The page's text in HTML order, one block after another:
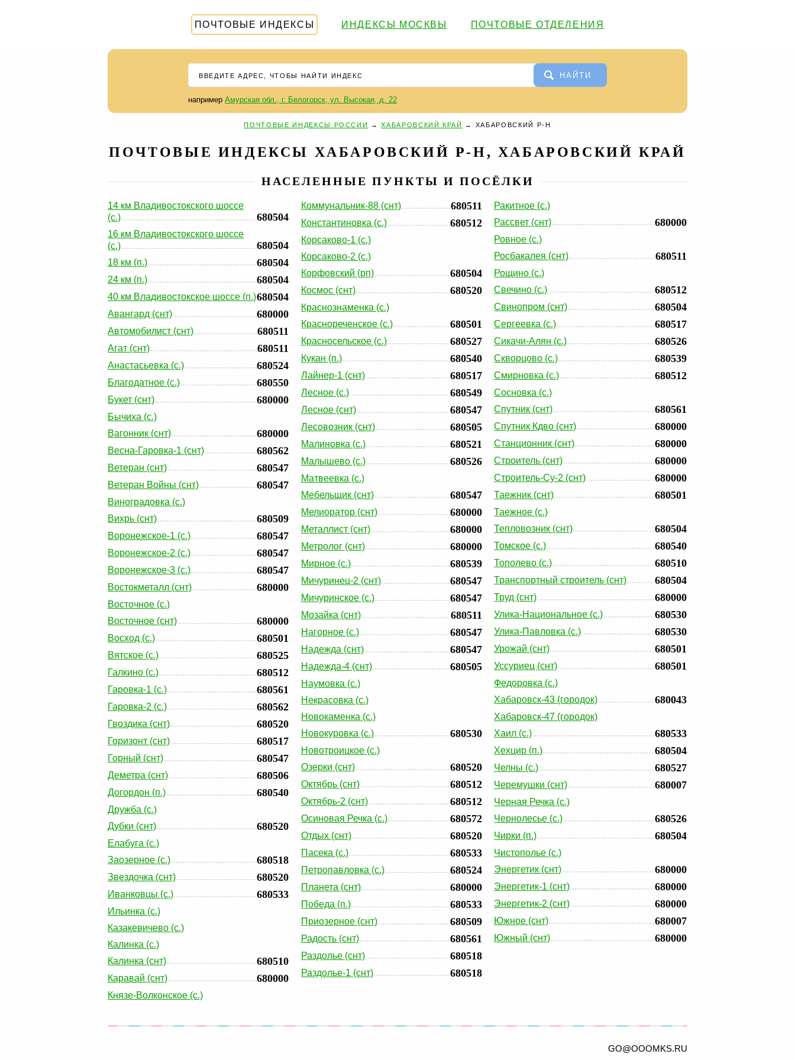
ПОЧТОВЫЕ ИНДЕКСЫ ИНДЕКСЫ МОСКВЫ ПОЧТОВЫЕ ОТДЕЛЕНИЯ
НАЙТИ
например Амурская обл., г. Белогорск, ул. Высокая, д. 22
ПОЧТОВЫЕ ИНДЕКСЫ РОССИИ →ХАБАРОВСКИЙ КРАЙ → ХАБАРОВСКИЙ Р-Н
ПОЧТОВЫЕ ИНДЕКСЫ ХАБАРОВСКИЙ Р-Н, ХАБАРОВСКИЙ КРАЙ
НАСЕЛЕННЫЕ ПУНКТЫ И ПОСЁЛКИ
14 км Владивостокского шоссе
(с.)
680504
16 км Владивостокского шоссе
(с.)
680504
18 км (п.) 680504
24 км (п.) 680504
40 км Владивостокское шоссе (п.)680504
Авангард (снт) 680000
Автомобилист (снт) 680511
Агат (снт) 680511
Анастасьевка (с.) 680524
Благодатное (с.) 680550
Букет (снт) 680000
Бычиха (с.)
Вагонник (снт)
680000
Весна-Гаровка-1 (снт) 680562
Ветеран (снт) 680547
Ветеран Войны (снт) 680547
Виноградовка (с.)
Вихрь (снт)
680509
Воронежское-1 (с.) 680547
Воронежское-2 (с.) 680547
Воронежское-3 (с.) 680547
Востокметалл (снт) 680000
Восточное (с.)
Восточное (снт)
680000
Восход (с.) 680501
Вятское (с.) 680525
Галкино (с.) 680512
Гаровка-1 (с.) 680561
Гаровка-2 (с.) 680562
Гвоздика (снт) 680520
Горизонт (снт) 680517
Горный (снт) 680547
Деметра (снт) 680506
Догордон (п.) 680540
Дружба (с.)
Дубки (снт)
680520
Елабуга (с.)
Заозерное (с.)
680518
Звездочка (снт) 680520
Иванковцы (с.) 680533
Ильинка (с.)
Казакевичево (с.)
Калинка (с.)
Калинка (снт)
680510
Каравай (снт) 680000
Князе-Волконское (с.)
Коммунальник-88 (снт) 680511
Константиновка (с.) 680512
Корсаково-1 (с.)
Корсаково-2 (с.)
Корфовский (рп)
680504
Космос (снт) 680520
Краснознаменка (с.)
Краснореченское (с.)
680501
Красносельское (с.) 680527
Кукан (п.) 680540
Лайнер-1 (снт) 680517
Лесное (с.) 680549
Лесное (снт) 680547
Лесовозник (снт) 680505
Малиновка (с.) 680521
Малышево (с.) 680526
Матвеевка (с.)
Мебельщик (снт)
680547
Мелиоратор (снт) 680000
Металлист (снт) 680000
Метролог (снт) 680000
Мирное (с.) 680539
Мичуринец-2 (снт) 680547
Мичуринское (с.) 680547
Мозайка (снт) 680511
Нагорное (с.) 680547
Надежда (снт) 680547
Надежда-4 (снт) 680505
Наумовка (с.)
Некрасовка (с.)
Новокаменка (с.)
Новокуровка (с.)
680530
Новотроицкое (с.)
Озерки (снт)
680520
Октябрь (снт) 680512
Октябрь-2 (снт) 680512
Осиновая Речка (с.) 680572
Отдых (снт) 680520
Пасека (с.) 680533
Петропавловка (с.) 680524
Планета (снт) 680000
Победа (п.) 680533
Приозерное (снт) 680509
Радость (снт) 680561
Раздолье (снт) 680518
Раздолье-1 (снт) 680518
Ракитное (с.)
Рассвет (снт)
680000
Ровное (с.)
Росбакалея (снт)
680511
Рощино (с.)
Свечино (с.)
680512
Свинопром (снт) 680504
Сергеевка (с.) 680517
Сикачи-Алян (с.) 680526
Скворцово (с.) 680539
Смирновка (с.) 680512
Сосновка (с.)
Спутник (снт)
680561
Спутник Кдво (снт) 680000
Станционник (снт) 680000
Строитель (снт) 680000
Строитель-Су-2 (снт) 680000
Таежник (снт) 680501
Таежное (с.)
Тепловозник (снт)
680504
Томское (с.) 680540
Тополево (с.) 680510
Транспортный строитель (снт) 680504
Труд (снт) 680000
Улика-Национальное (с.) 680530
Улика-Павловка (с.) 680530
Урожай (снт) 680501
Уссуриец (снт) 680501
Федоровка (с.)
Хабаровск-43 (городок)
680043
Хабаровск-47 (городок)
Хаил (с.)
680533
Хехцир (п.) 680504
Челны (с.) 680527
Черемушки (снт) 680007
Черная Речка (с.)
Чернолесье (с.)
680526
Чирки (п.) 680504
Чистополье (с.)
Энергетик (снт)
680000
Энергетик-1 (снт) 680000
Энергетик-2 (снт) 680000
Южное (снт) 680007
Южный (снт) 680000
GO@OOOMKS.RU